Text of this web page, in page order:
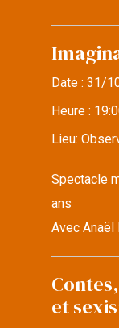
Date :31/
Heure :
Lieu:
Spectacle
ans
Avec Anaël
et